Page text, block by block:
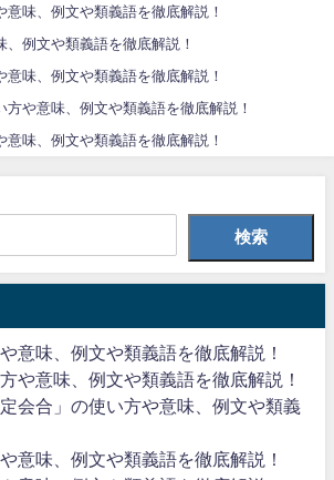
意味、例文や類義語を徹底解説！
、例文や類義語を徹底解説！
意味、例文や類義語を徹底解説！
方や意味、例文や類義語を徹底解説！
意味、例文や類義語を徹底解説！
検索
意味、例文や類義語を徹底解説！
や意味、例文や類義語を徹底解説！
定会合」の使い方や意味、例文や類義
意味、例文や類義語を徹底解説！